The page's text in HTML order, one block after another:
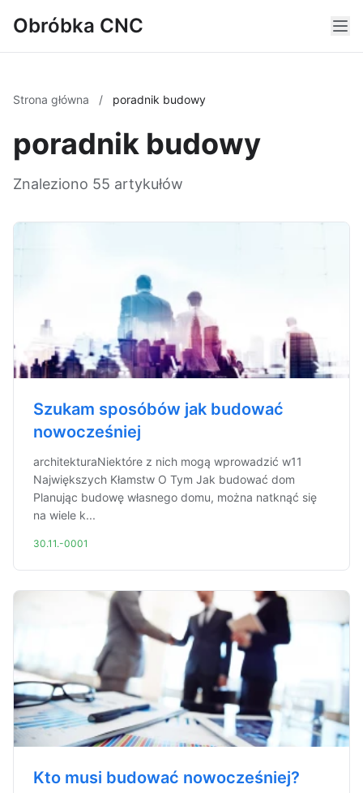
Obróbka CNC
Strona główna / poradnik budowy
poradnik budowy
Znaleziono 55 artykułów
Szukam sposóbów jak budować
nowocześniej
architekturaNiektóre z nich mogą wprowadzić w11
Największych Kłamstw O Tym Jak budować dom
Planując budowę własnego domu, można natknąć się
na wiele k...
30.11.-0001
Kto musi budować nowocześniej?